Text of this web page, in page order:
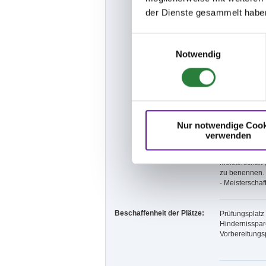
der Dienste gesammelt
Notwendig
Nur notwendige
verwenden
-
- Als
- Die
- Im Rahmen
Ein- und
-
- Sofern ein
Meisterschaft
zu benennen.
-
Beschaffenheit der Plätze: